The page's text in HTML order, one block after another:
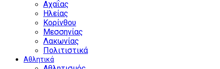
Αχαΐας
Ηλείας
Κορίνθου
Μεσσηνίας
Λακωνίας
Πολιτιστικά
Αθλητικά